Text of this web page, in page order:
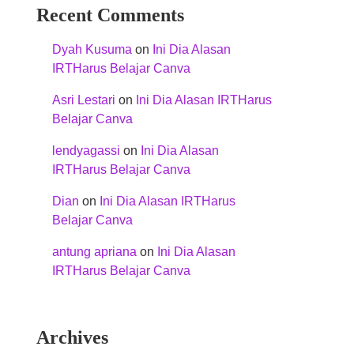
Recent Comments
Dyah Kusuma on Ini Dia Alasan
IRTHarus Belajar Canva
Asri Lestari on Ini Dia Alasan IRTHarus
Belajar Canva
lendyagassi on Ini Dia Alasan
IRTHarus Belajar Canva
Dian on Ini Dia Alasan IRTHarus
Belajar Canva
antung apriana on Ini Dia Alasan
IRTHarus Belajar Canva
Archives